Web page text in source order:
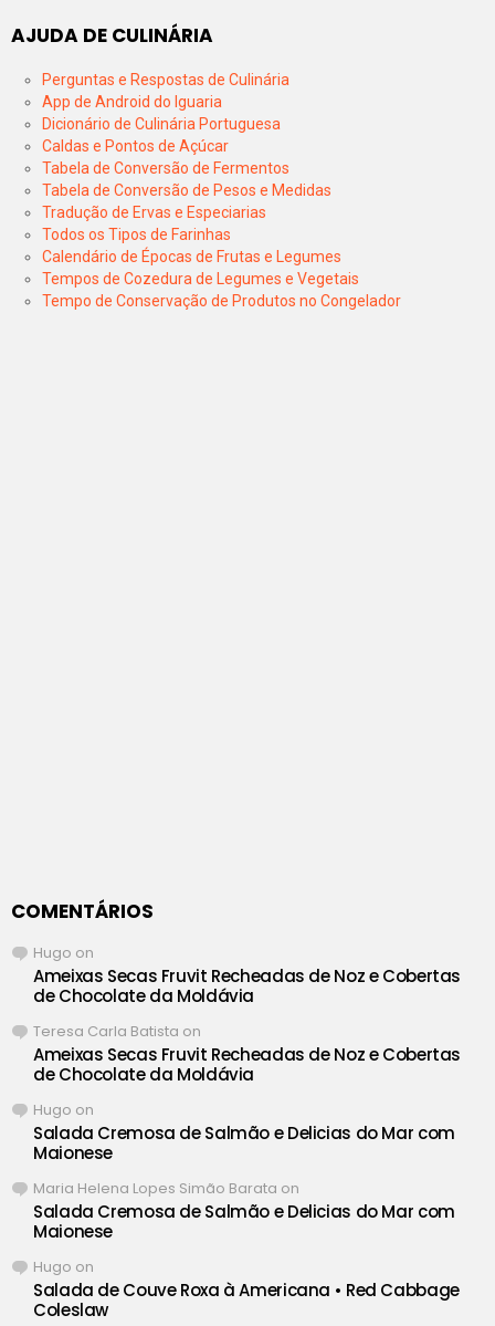
AJUDA DE CULINÁRIA
Perguntas e Respostas de Culinária
App de Android do Iguaria
Dicionário de Culinária Portuguesa
Caldas e Pontos de Açúcar
Tabela de Conversão de Fermentos
Tabela de Conversão de Pesos e Medidas
Tradução de Ervas e Especiarias
Todos os Tipos de Farinhas
Calendário de Épocas de Frutas e Legumes
Tempos de Cozedura de Legumes e Vegetais
Tempo de Conservação de Produtos no Congelador
COMENTÁRIOS
Hugo on
Ameixas Secas Fruvit Recheadas de Noz e Cobertas
de Chocolate da Moldávia
Teresa Carla Batista on
Ameixas Secas Fruvit Recheadas de Noz e Cobertas
de Chocolate da Moldávia
Hugo on
Salada Cremosa de Salmão e Delicias do Mar com
Maionese
Maria Helena Lopes Simão Barata on
Salada Cremosa de Salmão e Delicias do Mar com
Maionese
Hugo on
Salada de Couve Roxa à Americana • Red Cabbage
Coleslaw